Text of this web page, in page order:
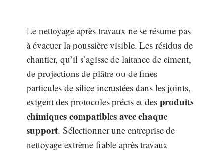
Le nettoyage après travaux ne se résume pas
à évacuer la poussière visible. Les résidus de
chantier, qu’il s’agisse de laitance de ciment,
de projections de plâtre ou de fines
particules de silice incrustées dans les joints,
exigent des protocoles précis et des produits
chimiques compatibles avec chaque
support. Sélectionner une entreprise de
nettoyage extrême fiable après travaux